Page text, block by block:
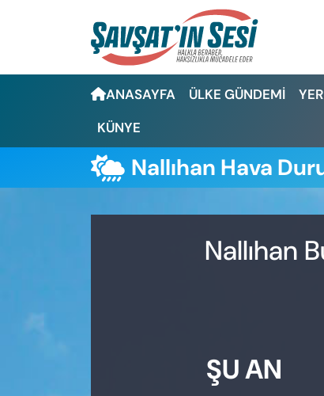
ANASAYFA ÜLKE GÜNDEMİ
KÜNYE
Nallıhan Hava
Nallıhan
ŞU AN
Artvin Nöbetçi Eczaneler
Artvin Hava Durumu
Artvin Trafik Yoğunluk Haritası